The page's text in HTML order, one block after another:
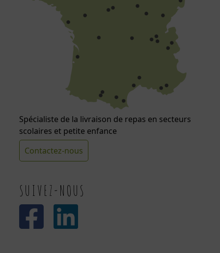
Spécialiste de la livraison de repas en secteurs
scolaires et petite enfance
Contactez-nous
SUIVEZ-NOUS